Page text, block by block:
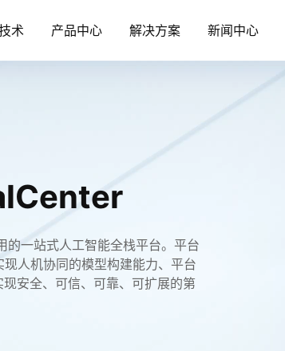
术 产品中心 解决方案 新闻中心
⼀站式⼈⼯智能全栈平台。平台
人机协同的模型构建能力、平台
安全、可信、可靠、可扩展的第